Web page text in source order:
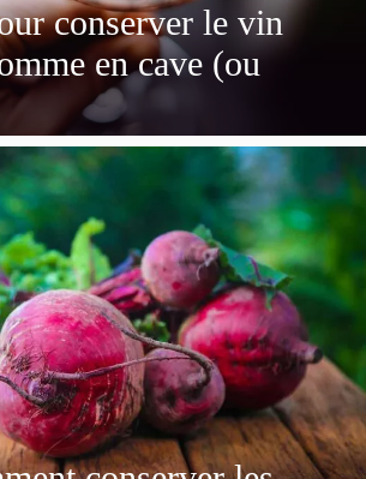
conserver le vin
en cave (ou